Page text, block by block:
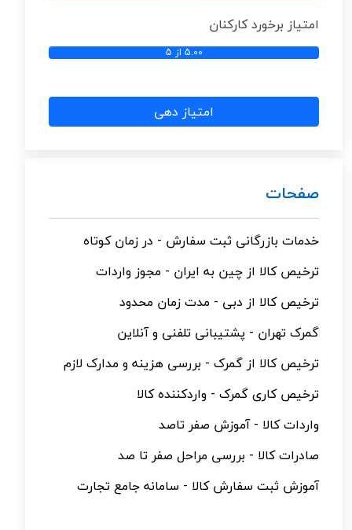
امتیاز برخورد کارکنان
5.00 از 5
امتیاز دهی
صفحات
خدمات بازرگانی ثبت سفارش - در زمان کوتاه
ترخیص کالا از چین به ایران - مجوز واردات
ترخیص کالا از دبی - مدت زمان محدود
گمرک تهران - پشتیبانی تلفنی و آنلاین
ترخیص کالا از گمرک - بررسی هزینه و مدارک لازم
ترخیص کاری گمرک - واردکننده کالا
واردات کالا - آموزش صفر تاصد
صادرات کالا - بررسی مراحل صفر تا صد
آموزش ثبت سفارش کالا - سامانه جامع تجارت